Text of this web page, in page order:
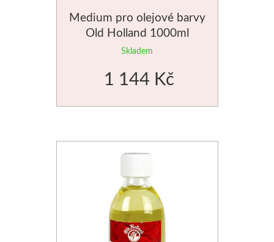
Medium pro olejové barvy
Old Holland 1000ml
Skladem
1 144 Kč